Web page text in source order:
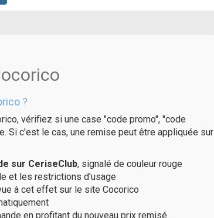
?
vérifiez si une case "code promo", "code
Si c'est le cas, une remise peut être appliquée sur
sur CeriseClub, signalé de couleur rouge
et les restrictions d'usage
à cet effet sur le site Cocorico
en profitant du nouveau prix remisé